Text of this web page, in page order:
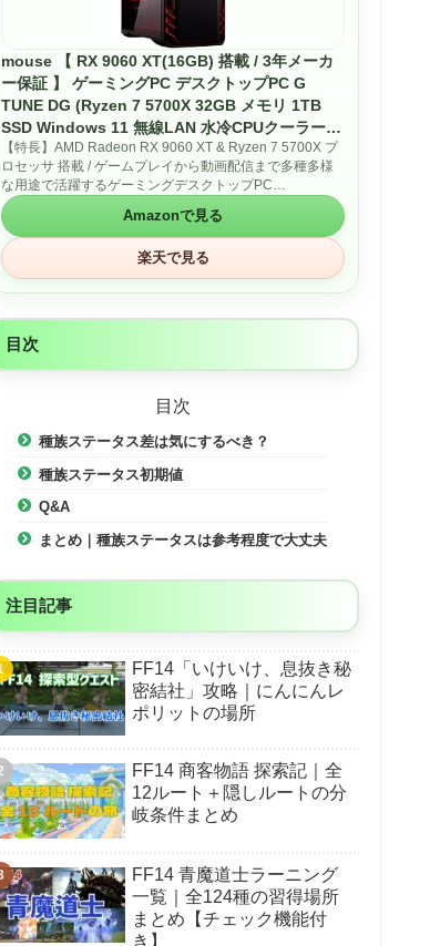
mouse 【 RX 9060 XT(16GB) 搭載 / 3年メーカ
ー保証 】 ゲーミングPC デスクトップPC G
TUNE DG (Ryzen 7 5700X 32GB メモリ 1TB
SSD Windows 11 無線LAN 水冷CPUクーラー
ゲーム 動画編集) DGA7A6XB53SJW115AZ
【特長】AMD Radeon RX 9060 XT & Ryzen 7 5700X プ
ロセッサ 搭載 / ゲームプレイから動画配信まで多種多様
な用途で活躍するゲーミングデスクトップPC
【OS】Windows 11 Home 64ビット 【Office】なし
【CPU】AMD Ryzen 7 5700X プロセッサ 【グラフィ
ックス】AMD RADEON RX 9060 XT (ビデオメモ
リ:GDDR6 16GB) 【メモリ】32GB (16GB×2 /DDR4-
3200) 【ストレージ】M.2 SSD:1TB (NVMe Gen4×4)
【CPUクーラー】水冷CPUクーラー (240mmラジエータ
ー) 【チップセット】AMD B550 チップセット 【電
源】750W/AC 100V(50/60Hz)【80PLUS BRONZE】
【無線LAN】Wi-Fi 6E( 最大2.4Gbps )対応 IEEE 802.11
ax/ac/a/b/g/n準拠 ＋ Bluetooth 5内蔵 【有線LAN】1 (背
背面：Mini DIN 6ピン×1 【USB Type-C】背面： USB
3.2 Gen 2 (10Gbps)×1、上面： USB 3.2 Gen 1
(5Gbps)×1 ※Type-C端子は画像出力に非対応 【USB
Type-A】背面：USB 3.2 Gen 2 (10Gbps)×1、USB 3.2
Gen 1 (5Gbps)×4、USB 2.0×2 ※右側端子のみ常時給電
に対応、上面： USB 3.2 Gen 1 (5Gbps)×2 【光学ドラ
【本体寸法 幅×奥行き×高さ(mm)】約215×490×385 (突起
物含む) 【重量】約10.6kg 【保証】3年間センドバッ
ク修理保証・24時間×365日電話サポート 【付属品】マ
ニュアル類、保証書、電源コード ※キーボード・マウ
スは付属しておりません。 【標準付属ソフトウェア】
マカフィー リブセーフ 1年版 / Steamクライアントソフト
Amazonで見る
楽天で見る
目次
目次
種族ステータス差は気にするべき？
種族ステータス初期値
Q&A
まとめ｜種族ステータスは参考程度で大丈夫
注目記事
FF14「いけいけ、息抜き秘
密結社」攻略｜にんにんレ
ポリットの場所
FF14 商客物語 探索記｜全
12ルート＋隠しルートの分
岐条件まとめ
FF14 青魔道士ラーニング
一覧｜全124種の習得場所
まとめ【チェック機能付
き】